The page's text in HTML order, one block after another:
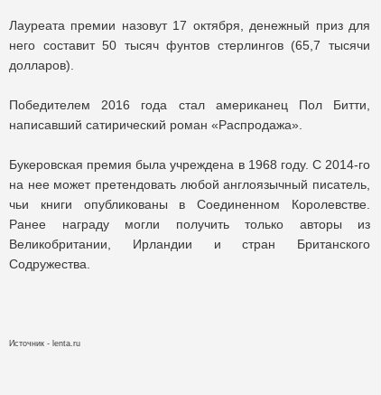
Лауреата премии назовут 17 октября, денежный приз для
него составит 50 тысяч фунтов стерлингов (65,7 тысячи
долларов).
Победителем 2016 года стал американец Пол Битти,
написавший сатирический роман «Распродажа».
Букеровская премия была учреждена в 1968 году. С 2014-го
на нее может претендовать любой англоязычный писатель,
чьи книги опубликованы в Соединенном Королевстве.
Ранее награду могли получить только авторы из
Великобритании, Ирландии и стран Британского
Содружества.
Источник - lenta.ru